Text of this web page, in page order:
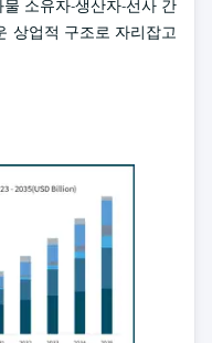
소유자-생산자-선사 간
상업적 구조로 자리잡고